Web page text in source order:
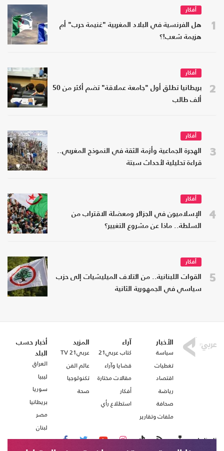
1
أفكار
هل الفرنسية في البلاد المغربية "غنيمة حرب" أم
هزيمة شعب!؟
2
أفكار
بريطانيا تطلق أول "جامعة عملاقة" تضم أكثر من 50
ألف طالب
3
أفكار
الهجرة الجماعية وأزمة الثقة في النموذج المغربي..
قراءة تحليلية لأحداث سبتة
4
أفكار
الإسلاميون في الجزائر ومعضلة الاقتراب من
السلطة.. ماذا عن مشروع التغيير؟
5
أفكار
القوات اللبنانية.. من ائتلاف الميليشيات إلى حزب
سياسي في الجمهورية الثانية
الأخبار
سياسة
تغطيات
اقتصاد
رياضة
صحافة
ملفات وتقارير
آراء
كتاب عربي21
قضايا وآراء
مقالات مختارة
أفكار
استطلاع رأي
المزيد
عربي21 TV
عالم الفن
تكنولوجيا
صحة
أخبار حسب
البلد
العراق
ليبيا
سوريا
بريطانيا
مصر
لبنان
تابعنا على